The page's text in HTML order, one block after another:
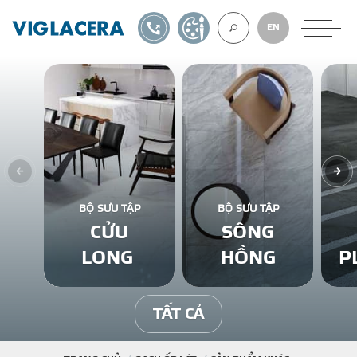
VỀ CHÚNG
GẠCH ỐP LÁT
BÊ TÔNG KHÍ
NGÓI LỢP
EN
1900561582TỰ THIẾT KẾ
BỘ SƯU TẬP
CỬU
LONG
BỘ SƯU TẬP
SÔNG
HỒNG
TẤT CẢ